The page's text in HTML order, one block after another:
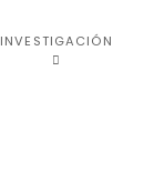
INVESTIGACIÓN